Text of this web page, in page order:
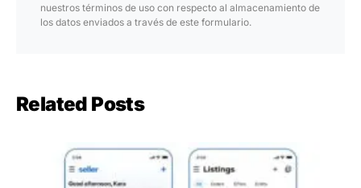
nuestros términos de uso con respecto al almacenamiento de
los datos enviados a través de este formulario.
Related Posts